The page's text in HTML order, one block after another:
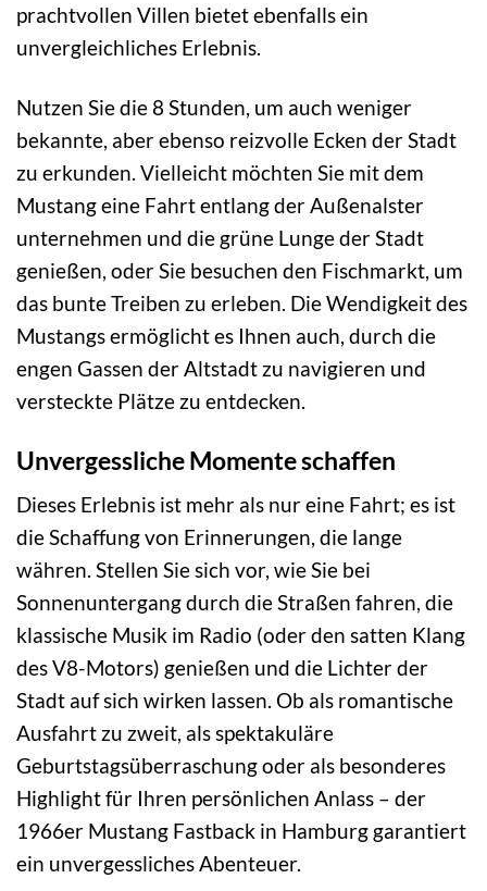
prachtvollen Villen bietet ebenfalls ein
unvergleichliches Erlebnis.
Nutzen Sie die 8 Stunden, um auch weniger
bekannte, aber ebenso reizvolle Ecken der Stadt
zu erkunden. Vielleicht möchten Sie mit dem
Mustang eine Fahrt entlang der Außenalster
unternehmen und die grüne Lunge der Stadt
genießen, oder Sie besuchen den Fischmarkt, um
das bunte Treiben zu erleben. Die Wendigkeit des
Mustangs ermöglicht es Ihnen auch, durch die
engen Gassen der Altstadt zu navigieren und
versteckte Plätze zu entdecken.
Unvergessliche Momente schaffen
Dieses Erlebnis ist mehr als nur eine Fahrt; es ist
die Schaffung von Erinnerungen, die lange
währen. Stellen Sie sich vor, wie Sie bei
Sonnenuntergang durch die Straßen fahren, die
klassische Musik im Radio (oder den satten Klang
des V8-Motors) genießen und die Lichter der
Stadt auf sich wirken lassen. Ob als romantische
Ausfahrt zu zweit, als spektakuläre
Geburtstagsüberraschung oder als besonderes
Highlight für Ihren persönlichen Anlass – der
1966er Mustang Fastback in Hamburg garantiert
ein unvergessliches Abenteuer.